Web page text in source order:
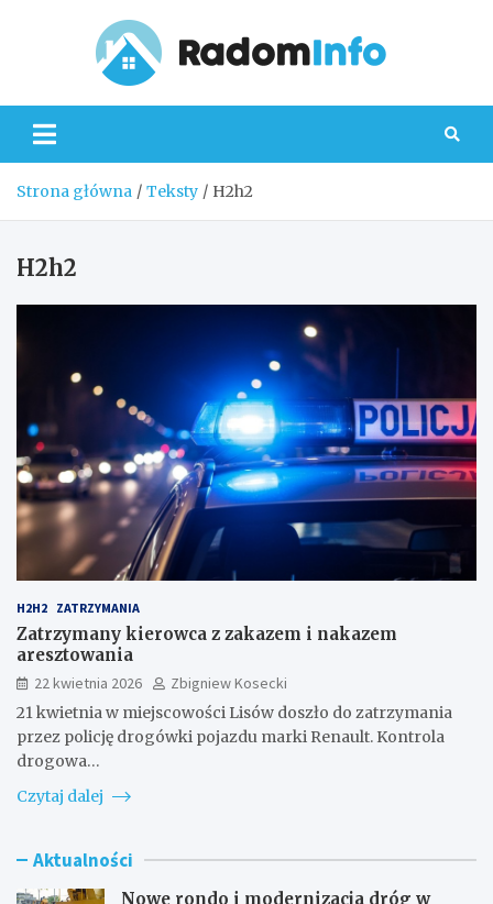
Strona główna Teksty H2h2
H2h2
H2H2 ZATRZYMANIA
Zatrzymany kierowca z zakazem i nakazem
aresztowania
22 kwietnia 2026
Zbigniew Kosecki
21 kwietnia w miejscowości Lisów doszło do zatrzymania
przez policję drogówki pojazdu marki Renault. Kontrola
drogowa…
Czytaj dalej
Aktualności
Nowe rondo i modernizacja dróg w